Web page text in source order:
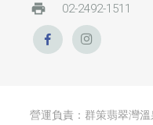
print 02-2492-1511
營運負責：群策翡翠灣溫